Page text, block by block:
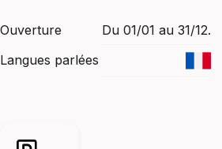
Ouverture
Du 01/01 au 31/12.
Langues parlées